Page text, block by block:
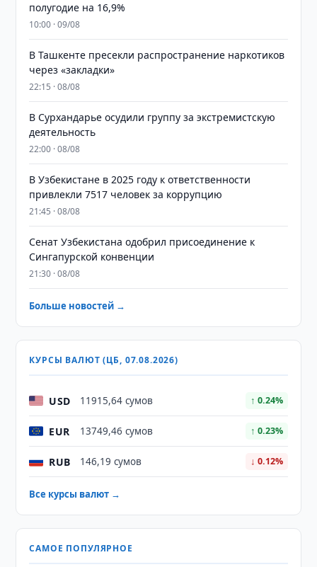
полугодие на 16,9%
10:00 · 09/08
В Ташкенте пресекли распространение наркотиков
через «закладки»
22:15 · 08/08
В Сурхандарье осудили группу за экстремистскую
деятельность
22:00 · 08/08
В Узбекистане в 2025 году к ответственности
привлекли 7517 человек за коррупцию
21:45 · 08/08
Сенат Узбекистана одобрил присоединение к
Сингапурской конвенции
21:30 · 08/08
Больше новостей →
КУРСЫ ВАЛЮТ (ЦБ, 07.08.2026)
USD 11915,64 сумов ↑ 0.24%
EUR 13749,46 сумов ↑ 0.23%
RUB 146,19 сумов ↓ 0.12%
Все курсы валют →
САМОЕ ПОПУЛЯРНОЕ